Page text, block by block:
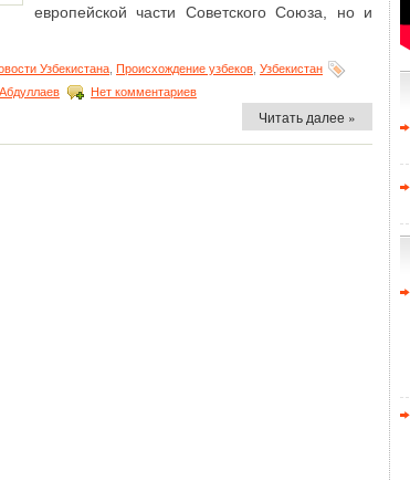
европейской части Советского Союза, но и
Узбекистана Происхождение узбеков Узбекистан
Нет комментариев
Читать далее »